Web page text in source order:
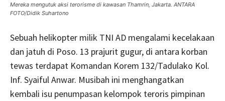
Mereka mengutuk aksi terorisme di kawasan Thamrin, Jakarta. ANTARA
FOTO/Didik Suhartono
Sebuah helikopter milik TNI AD mengalami kecelakaan
dan jatuh di Poso. 13 prajurit gugur, di antara korban
tewas terdapat Komandan Korem 132/Tadulako Kol.
Inf. Syaiful Anwar. Musibah ini menghangatkan
kembali isu penumpasan kelompok teroris pimpinan